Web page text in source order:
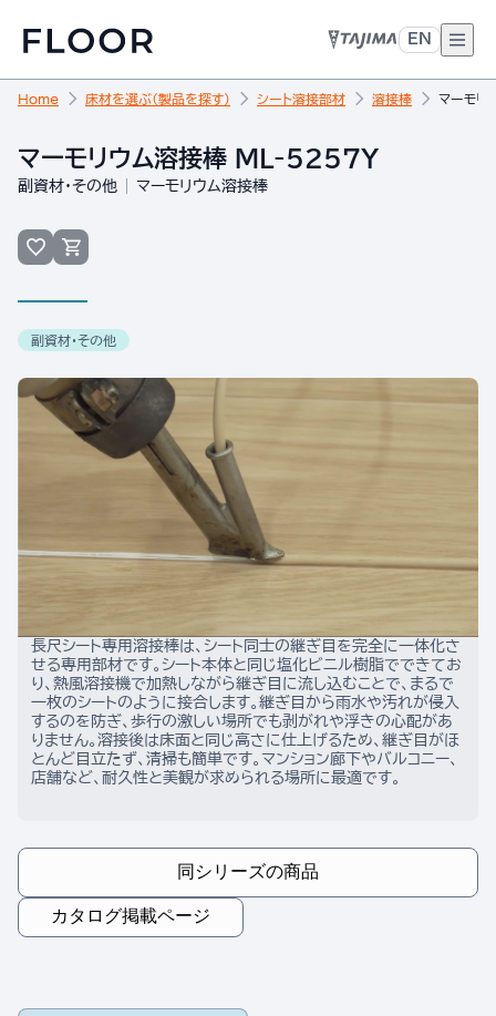
EN
Home 床材を選ぶ（製品を探す） シート溶接部材 溶接棒 マーモ
マーモリウム溶接棒 ML-5257Y
副資材・その他 マーモリウム溶接棒
副資材・その他
長尺シート専用溶接棒は、シート同士の継ぎ目を完全に一体化さ
せる専用部材です。シート本体と同じ塩化ビニル樹脂でできてお
り、熱風溶接機で加熱しながら継ぎ目に流し込むことで、まるで
一枚のシートのように接合します。継ぎ目から雨水や汚れが侵入
するのを防ぎ、歩行の激しい場所でも剥がれや浮きの心配があ
りません。溶接後は床面と同じ高さに仕上げるため、継ぎ目がほ
とんど目立たず、清掃も簡単です。マンション廊下やバルコニー、
店舗など、耐久性と美観が求められる場所に最適です。
同シリーズの商品
カタログ掲載ページ